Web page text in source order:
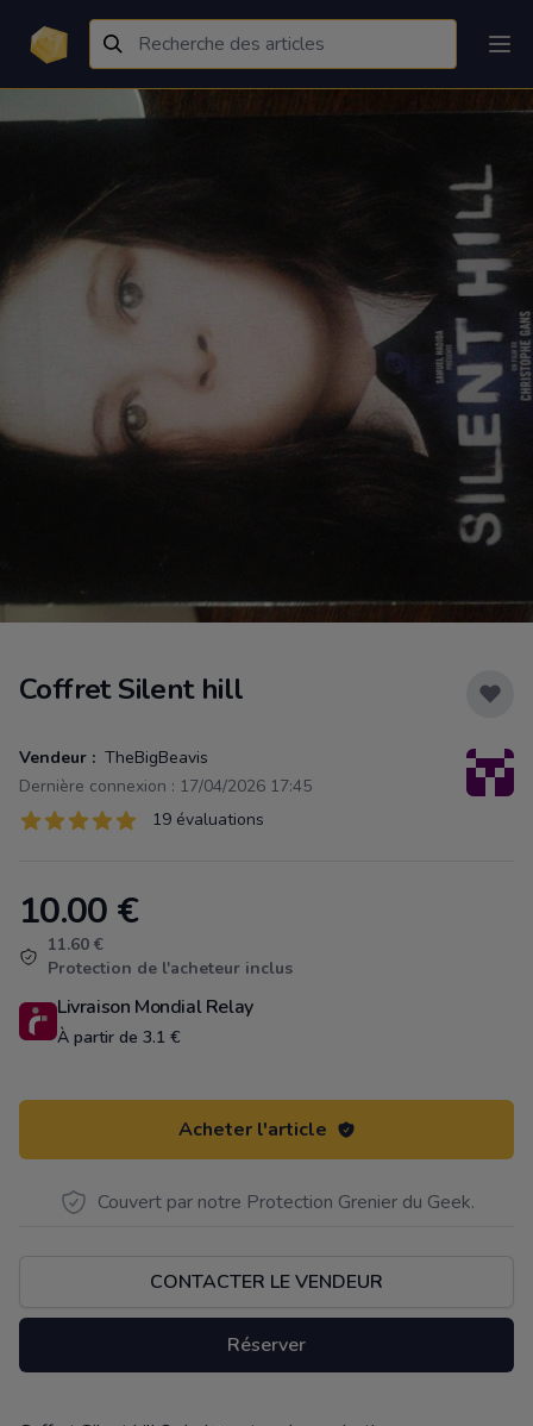
Coffret Silent hill
Vendeur : TheBigBeavis
Dernière connexion : 17/04/2026 17:45
Évaluations
19 sur 5 étoiles 19 évaluations
Product information
10.00 €
11.60 €
Protection de l'acheteur inclus
Livraison Mondial Relay
À partir de 3.1 €
Acheter l'article
Couvert par notre Protection Grenier du Geek.
CONTACTER LE VENDEUR
Réserver